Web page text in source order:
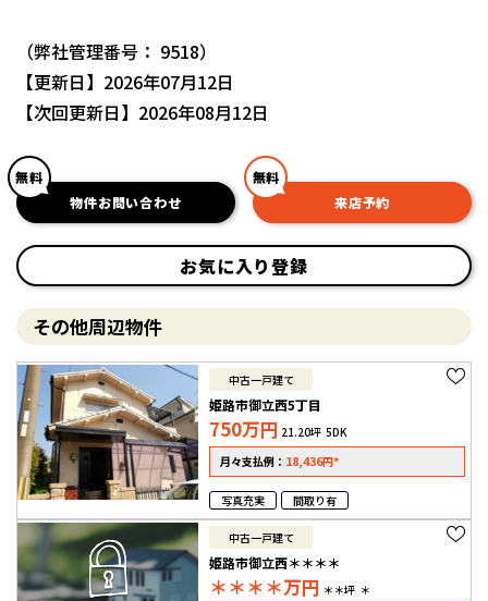
（弊社管理番号： 9518）
【更新日】2026年07月12日
【次回更新日】2026年08月12日
無料
物件お問い合わせ
無料
来店予約
お気に入り登録
その他周辺物件
中古一戸建て
姫路市御立西5丁目
750万円 21.20坪 5DK
月々支払例： 18,436円*
写真充実 間取り有
中古一戸建て
姫路市御立西＊＊＊＊
＊＊＊＊万円 ＊＊坪 ＊